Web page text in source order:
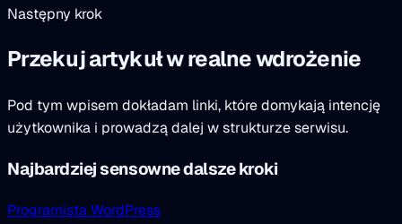
Następny krok
Przekuj artykuł w realne wdrożenie
Pod tym wpisem dokładam linki, które domykają intencję
użytkownika i prowadzą dalej w strukturze serwisu.
Najbardziej sensowne dalsze kroki
Programista WordPress